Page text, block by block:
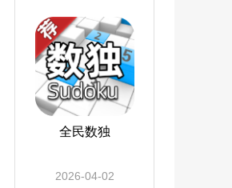
全民数独
2026-04-02